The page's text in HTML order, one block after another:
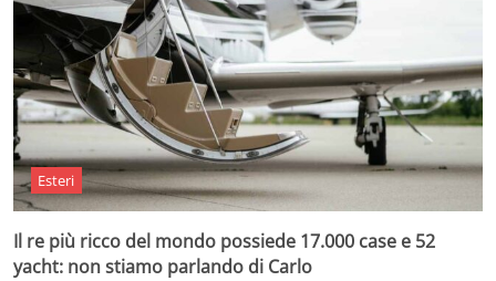
Esteri
Il re più ricco del mondo possiede 17.000 case e 52
yacht: non stiamo parlando di Carlo